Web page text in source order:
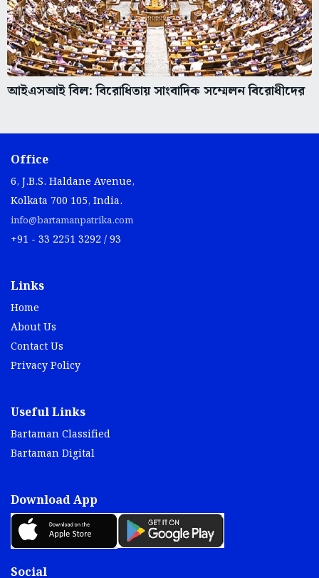
আইএসআই বিল: বিরোধিতায় সাংবাদিক সম্মেলন বিরোধীদের
Office
6, J.B.S. Haldane Avenue,
Kolkata 700 105, India.
info@bartamanpatrika.com
+91 - 33 2251 3292 / 93
Links
Home
About Us
Contact Us
Privacy Policy
Useful Links
Bartaman Classified
Bartaman Digital
Download App
Social